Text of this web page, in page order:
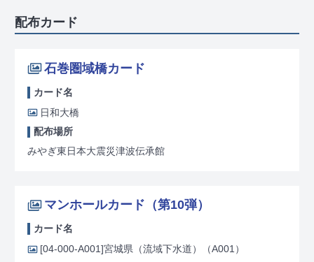
配布カード
石巻圏域橋カード
カード名
日和大橋
配布場所
みやぎ東日本大震災津波伝承館
マンホールカード（第10弾）
カード名
[04-000-A001]宮城県（流域下水道）（A001）